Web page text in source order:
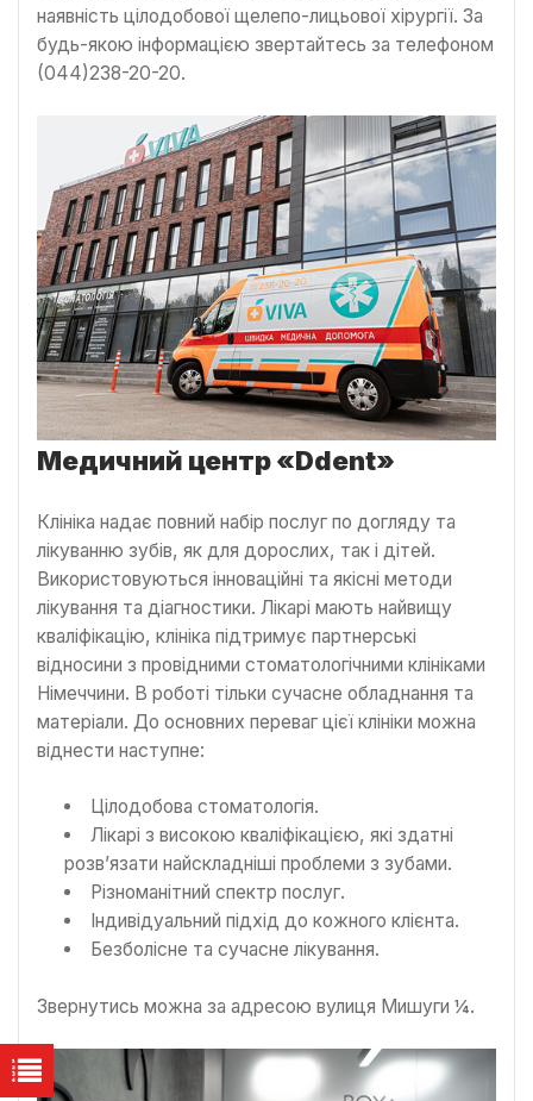
наявність цілодобової щелепо-лицьової хірургії. За
будь-якою інформацією звертайтесь за телефоном
(044)238-20-20.
Медичний центр «Ddent»
Клініка надає повний набір послуг по догляду та
лікуванню зубів, як для дорослих, так і дітей.
Використовуються інноваційні та якісні методи
лікування та діагностики. Лікарі мають найвищу
кваліфікацію, клініка підтримує партнерські
відносини з провідними стоматологічними клініками
Німеччини. В роботі тільки сучасне обладнання та
матеріали. До основних переваг цієї клініки можна
віднести наступне:
Цілодобова стоматологія.
Лікарі з високою кваліфікацією, які здатні
розв’язати найскладніші проблеми з зубами.
Різноманітний спектр послуг.
Індивідуальний підхід до кожного клієнта.
Безболісне та сучасне лікування.
Звернутись можна за адресою вулиця Мишуги ¼.